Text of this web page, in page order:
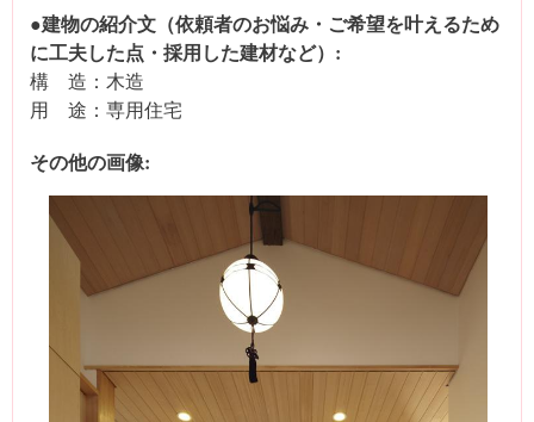
●建物の紹介文（依頼者のお悩み・ご希望を叶えるため
に工夫した点・採用した建材など）:
構 造：木造
用 途：専用住宅
その他の画像: